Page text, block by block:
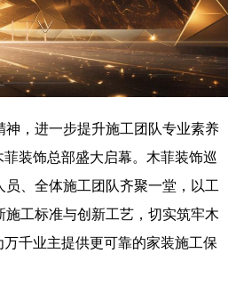
，进一步提升施工团队专业素养
装饰总部盛大启幕。木菲装饰巡
、全体施工团队齐聚一堂，以工
工标准与创新工艺，切实筑牢木
千业主提供更可靠的家装施工保